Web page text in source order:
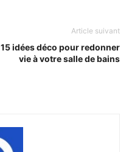
Article suivant
15 idées déco pour redonner
vie à votre salle de bains